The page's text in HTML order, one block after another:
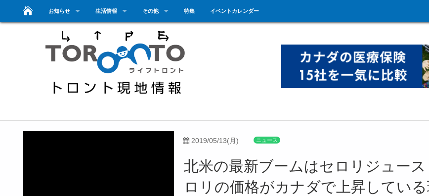
お知らせ 生活情報 その他 特集 イベントカレンダー
2019/05/13(月) ニュース
北米の最新ブームはセロリジュース
ロリの価格がカナダで上昇している